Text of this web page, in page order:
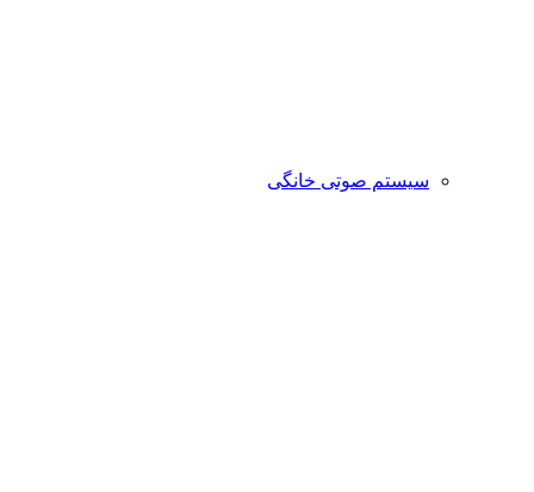
سیستم صوتی خانگی